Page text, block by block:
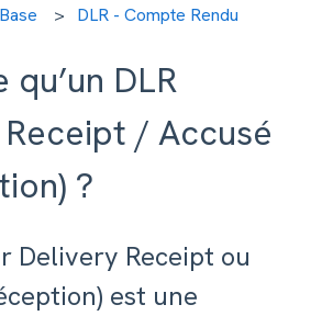
DLR - Compte Rendu
qu’un DLR
/ Accusé
?
Delivery Receipt ou
est une